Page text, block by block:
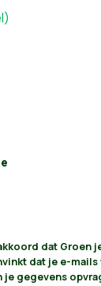
dat
dat je e-
je gegevens